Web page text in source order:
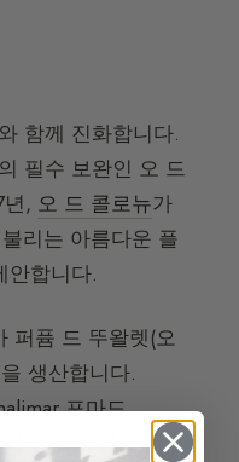
함께 진화합니다.
의 필수 보완인 오 드
, 오 드 콜로뉴가
리는 아름다운 플
안합니다.
퍼퓸 드 뚜왈렛(오
생산합니다.
포마드,
물론 바디 크림,